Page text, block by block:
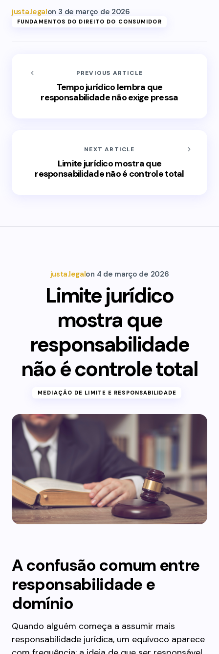
justa.legalon 3 de março de 2026
FUNDAMENTOS DO DIREITO DO CONSUMIDOR
PREVIOUS ARTICLE
Tempo jurídico lembra que
responsabilidade não exige pressa
NEXT ARTICLE
Limite jurídico mostra que
responsabilidade não é controle total
justa.legalon 4 de março de 2026
Limite jurídico
mostra que
responsabilidade
não é controle total
MEDIAÇÃO DE LIMITE E RESPONSABILIDADE
A confusão comum entre
responsabilidade e
domínio
Quando alguém começa a assumir mais
responsabilidade jurídica, um equívoco aparece